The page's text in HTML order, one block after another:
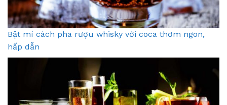
Bật mí cách pha rượu whisky với coca thơm ngon,
hấp dẫn